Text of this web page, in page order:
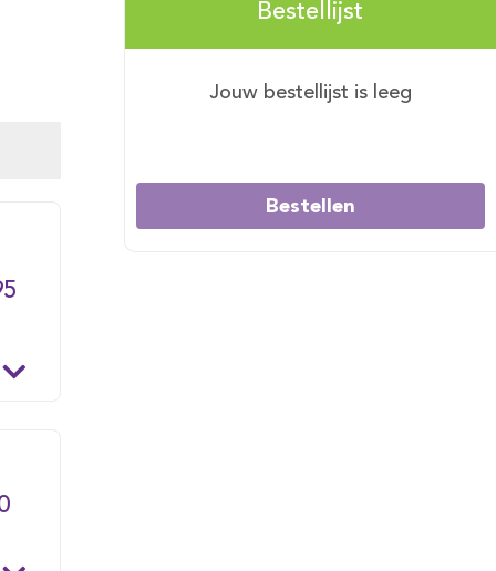
Bestellijst
Jouw bestellijst is leeg
Bestellen